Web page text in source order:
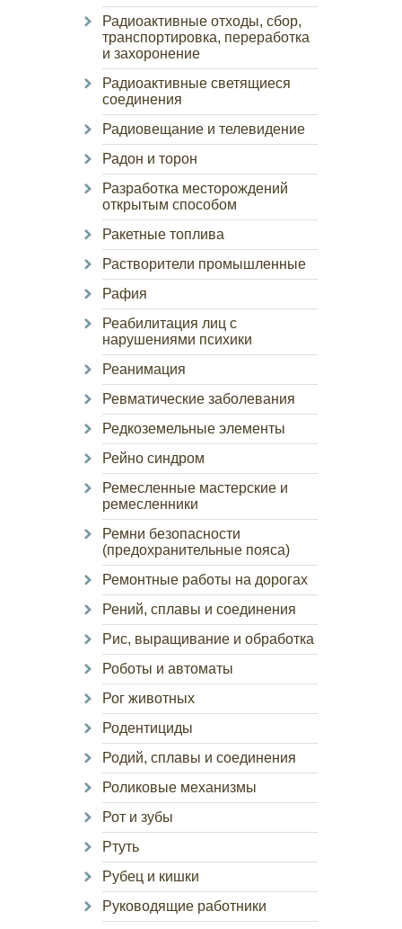
Радиоактивные отходы, сбор,
транспортировка, переработка
и захоронение
Радиоактивные светящиеся
соединения
Радиовещание и телевидение
Радон и торон
Разработка месторождений
открытым способом
Ракетные топлива
Растворители промышленные
Рафия
Реабилитация лиц с
нарушениями психики
Реанимация
Ревматические заболевания
Редкоземельные элементы
Рейно синдром
Ремесленные мастерские и
ремесленники
Ремни безопасности
(предохранительные пояса)
Ремонтные работы на дорогах
Рений, сплавы и соединения
Рис, выращивание и обработка
Роботы и автоматы
Рог животных
Родентициды
Родий, сплавы и соединения
Роликовые механизмы
Рот и зубы
Ртуть
Рубец и кишки
Руководящие работники